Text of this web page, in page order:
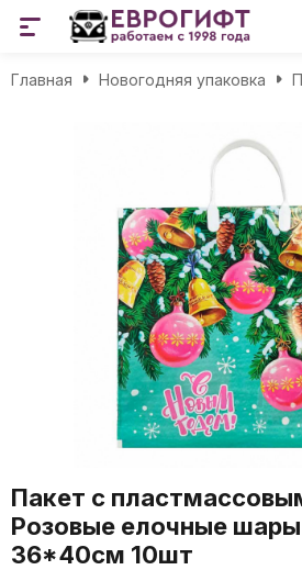
Главная Новогодняя упаковка
Пакет с
Розовые елочные
36*40см 10шт